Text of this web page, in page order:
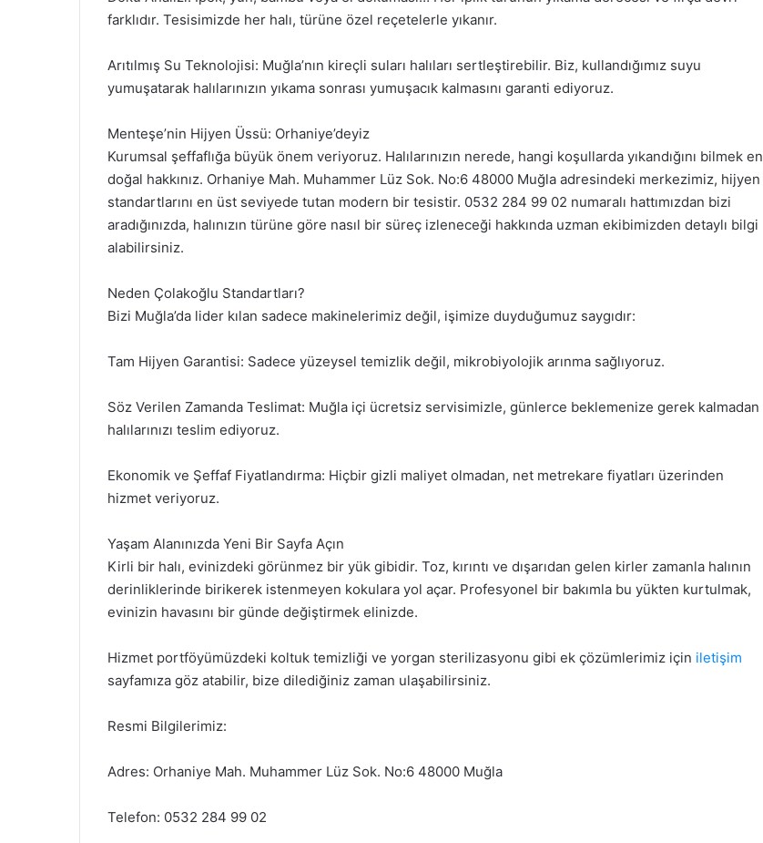
farklıdır. Tesisimizde her halı, türüne özel reçetelerle yıkanır.
Arıtılmış Su Teknolojisi: Muğla’nın kireçli suları halıları sertleştirebilir. Biz, kullandığımız suyu
yumuşatarak halılarınızın yıkama sonrası yumuşacık kalmasını garanti ediyoruz.
Menteşe’nin Hijyen Üssü: Orhaniye’deyiz
Kurumsal şeffaflığa büyük önem veriyoruz. Halılarınızın nerede, hangi koşullarda yıkandığını bilmek en
doğal hakkınız. Orhaniye Mah. Muhammer Lüz Sok. No:6 48000 Muğla adresindeki merkezimiz, hijyen
standartlarını en üst seviyede tutan modern bir tesistir. 0532 284 99 02 numaralı hattımızdan bizi
aradığınızda, halınızın türüne göre nasıl bir süreç izleneceği hakkında uzman ekibimizden detaylı bilgi
alabilirsiniz.
Neden Çolakoğlu Standartları?
Bizi Muğla’da lider kılan sadece makinelerimiz değil, işimize duyduğumuz saygıdır:
Tam Hijyen Garantisi: Sadece yüzeysel temizlik değil, mikrobiyolojik arınma sağlıyoruz.
Söz Verilen Zamanda Teslimat: Muğla içi ücretsiz servisimizle, günlerce beklemenize gerek kalmadan
halılarınızı teslim ediyoruz.
Ekonomik ve Şeffaf Fiyatlandırma: Hiçbir gizli maliyet olmadan, net metrekare fiyatları üzerinden
hizmet veriyoruz.
Yaşam Alanınızda Yeni Bir Sayfa Açın
Kirli bir halı, evinizdeki görünmez bir yük gibidir. Toz, kırıntı ve dışarıdan gelen kirler zamanla halının
derinliklerinde birikerek istenmeyen kokulara yol açar. Profesyonel bir bakımla bu yükten kurtulmak,
evinizin havasını bir günde değiştirmek elinizde.
Hizmet portföyümüzdeki koltuk temizliği ve yorgan sterilizasyonu gibi ek çözümlerimiz için iletişim
sayfamıza göz atabilir, bize dilediğiniz zaman ulaşabilirsiniz.
Resmi Bilgilerimiz:
Adres: Orhaniye Mah. Muhammer Lüz Sok. No:6 48000 Muğla
Telefon: 0532 284 99 02